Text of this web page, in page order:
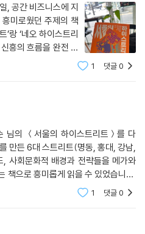
래를 바라보는 새로운 시선
략을 위한 리테일 설계도
정점에 있는 애플스토어가 위치한
하이스트리트(Mega High Street)
성을 유지하는 신흥 상권 성수, 한남,
Street)로 나눈다.
서 대조를 이룬다. 같은 하이스트리
규모 면적을 지닌 데 반해, 성수나 도
색 있는 외관을 자랑한다. 이는 상업
에서는 글로벌 브랜드 플래그십이,
, 공간 비즈니스에 지
미로웠던 주제의 책
랑 ‘네오 하이스트리
흥의 흐름을 완전 입
남, 도산 같은 네오 하
1 댓글0
님의 ＜서울의 하이스트리트＞를 다
만든 6대 스트리트(명동, 홍대, 강남,
사회문화적 배경과 전략들을 메가와
책으로 흥미롭게 읽을 수 있었습니다.
역사 이야기가 아닌 투자의 관점에서
1 댓글0